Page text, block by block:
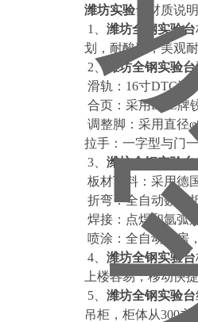
潍坊实验台
材质说
1、 潍坊全钢实验台
划，耐酸碱，美观
2、
潍坊全钢实验台
滑轨：16寸DTC滑
合页：采用DTC牌
调整脚：采用直径
拉手：一字型与门
3、 潍坊全钢实验台
板材下料：采用德
折弯：全自动数控
焊接：点焊和氩弧
喷涂：全自动喷房
4、 潍坊全钢实验台
上楼容易，移动快
5、 潍坊全钢实验台
吊柜，柜体从300